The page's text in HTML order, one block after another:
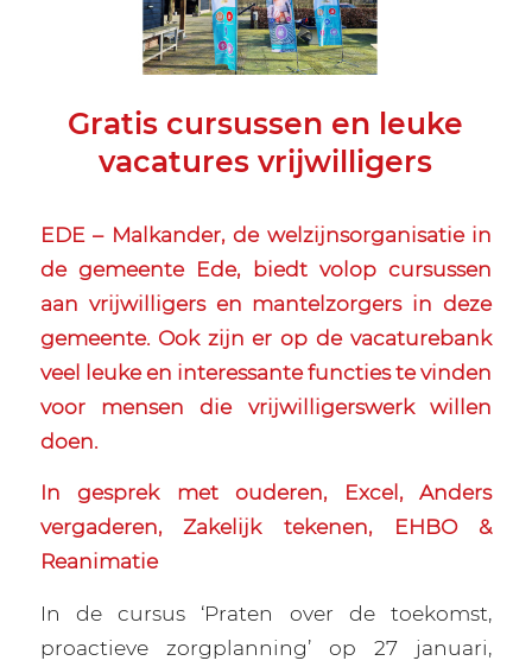
Gratis cursussen en leuke
vacatures vrijwilligers
EDE – Malkander, de welzijnsorganisatie in
de gemeente Ede, biedt volop cursussen
aan vrijwilligers en mantelzorgers in deze
gemeente. Ook zijn er op de vacaturebank
veel leuke en interessante functies te vinden
voor mensen die vrijwilligerswerk willen
doen.
In gesprek met ouderen, Excel, Anders
vergaderen, Zakelijk tekenen, EHBO &
Reanimatie
In de cursus ‘Praten over de toekomst,
proactieve zorgplanning’ op 27 januari,